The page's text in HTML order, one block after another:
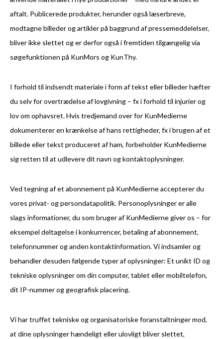
aftalt. Publicerede produkter, herunder også læserbreve,
modtagne billeder og artikler på baggrund af pressemeddelelser,
bliver ikke slettet og er derfor også i fremtiden tilgængelig via
søgefunktionen på KunMors og KunThy.
I forhold til indsendt materiale i form af tekst eller billeder hæfter
du selv for overtrædelse af lovgivning – fx i forhold til injurier og
lov om ophavsret. Hvis tredjemand over for KunMedierne
dokumenterer en krænkelse af hans rettigheder, fx i brugen af et
billede eller tekst produceret af ham, forbeholder KunMedierne
sig retten til at udlevere dit navn og kontaktoplysninger.
Ved tegning af et abonnement på KunMedierne accepterer du
vores privat- og persondatapolitik. Personoplysninger er alle
slags informationer, du som bruger af KunMedierne giver os – for
eksempel deltagelse i konkurrencer, betaling af abonnement,
telefonnummer og anden kontaktinformation. Vi indsamler og
behandler desuden følgende typer af oplysninger: Et unikt ID og
tekniske oplysninger om din computer, tablet eller mobiltelefon,
dit IP-nummer og geografisk placering.
Vi har truffet tekniske og organisatoriske foranstaltninger mod,
at dine oplysninger hændeligt eller ulovligt bliver slettet,